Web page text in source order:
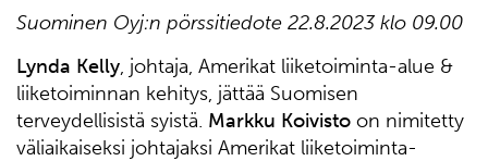
Suominen Oyj:n pörssitiedote 22.8.2023 klo 09.00
Lynda Kelly, johtaja, Amerikat liiketoiminta-alue &
liiketoiminnan kehitys, jättää Suomisen
terveydellisistä syistä. Markku Koivisto on nimitetty
väliaikaiseksi johtajaksi Amerikat liiketoiminta-